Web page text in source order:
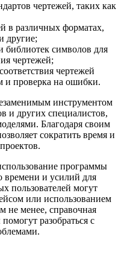
чертежей, таких как
в различных форматах,
другие;
библиотек символов для
чертежей;
чертежей
и проверка на ошибки.
инструментом
и других специалистов,
Благодаря своим
сократить время и
программы
времени и усилий для
пользователей могут
или использованием
не менее, справочная
разобраться с